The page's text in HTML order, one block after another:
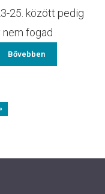
25. között pedig
nem fogad
Bővebben